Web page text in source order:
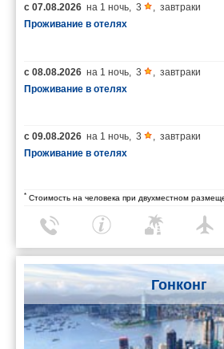
с 07.08.2026 на 1 ночь, 3 , завтраки
Проживание в отелях
с 08.08.2026 на 1 ночь, 3 , завтраки
Проживание в отелях
с 09.08.2026 на 1 ночь, 3 , завтраки
Проживание в отелях
* Стоимость на человека при двухместном
Гонконг